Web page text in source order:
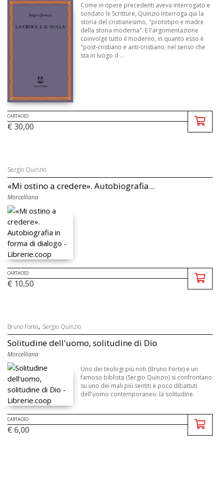
Come in opere precedenti aveva interrogato e
sondato le Scritture, Quinzio interroga qui la
storia del cristianesimo, "prototipo e madre
della storia moderna". E l'argomentazione
coinvolge tutto il moderno, in quanto esso è
"post-cristiano e anti-cristiano, nel senso che
sta in luogo d ...
CARTACEO
€ 30,00
Sergio Quinzio
«Mi ostino a credere». Autobiografia...
Morcelliana
CARTACEO
€ 10,50
Bruno Forte, Sergio Quinzio
Solitudine dell'uomo, solitudine di Dio
Morcelliana
Uno dei teologi più noti (Bruno Forte) e un
famoso biblista (Sergio Quinzio) si confrontano
su uno dei mali più sentiti e poco dibattuti
dell'uomo contemporaneo: la solitudine.
CARTACEO
€ 6,00